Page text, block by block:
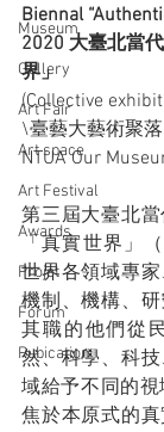
Museum
Gallery
Art Fair
Art space
Art Festival
Awards
Projet
Forum
Pubication
Biennal
2020 大臺北當
界」
(Collective
\臺藝大藝術聚
NTUA Our
第三屆大臺北
「真實世界」
世界各領域專
機制、機構、
其職的他們從
然、科學、科
域給予不同的
焦於本原式的